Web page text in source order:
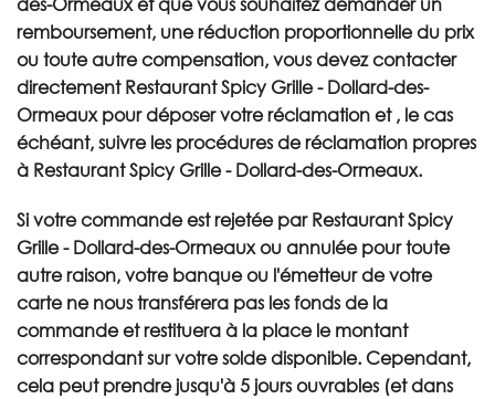
remboursement, une réduction proportionnelle du prix
ou toute autre compensation, vous devez contacter
directement Restaurant Spicy Grille - Dollard-des-
Ormeaux pour déposer votre réclamation et , le cas
échéant, suivre les procédures de réclamation propres
à Restaurant Spicy Grille - Dollard-des-Ormeaux.
Si votre commande est rejetée par Restaurant Spicy
Grille - Dollard-des-Ormeaux ou annulée pour toute
autre raison, votre banque ou l'émetteur de votre
carte ne nous transférera pas les fonds de la
commande et restituera à la place le montant
correspondant sur votre solde disponible. Cependant,
cela peut prendre jusqu'à 5 jours ouvrables (et dans